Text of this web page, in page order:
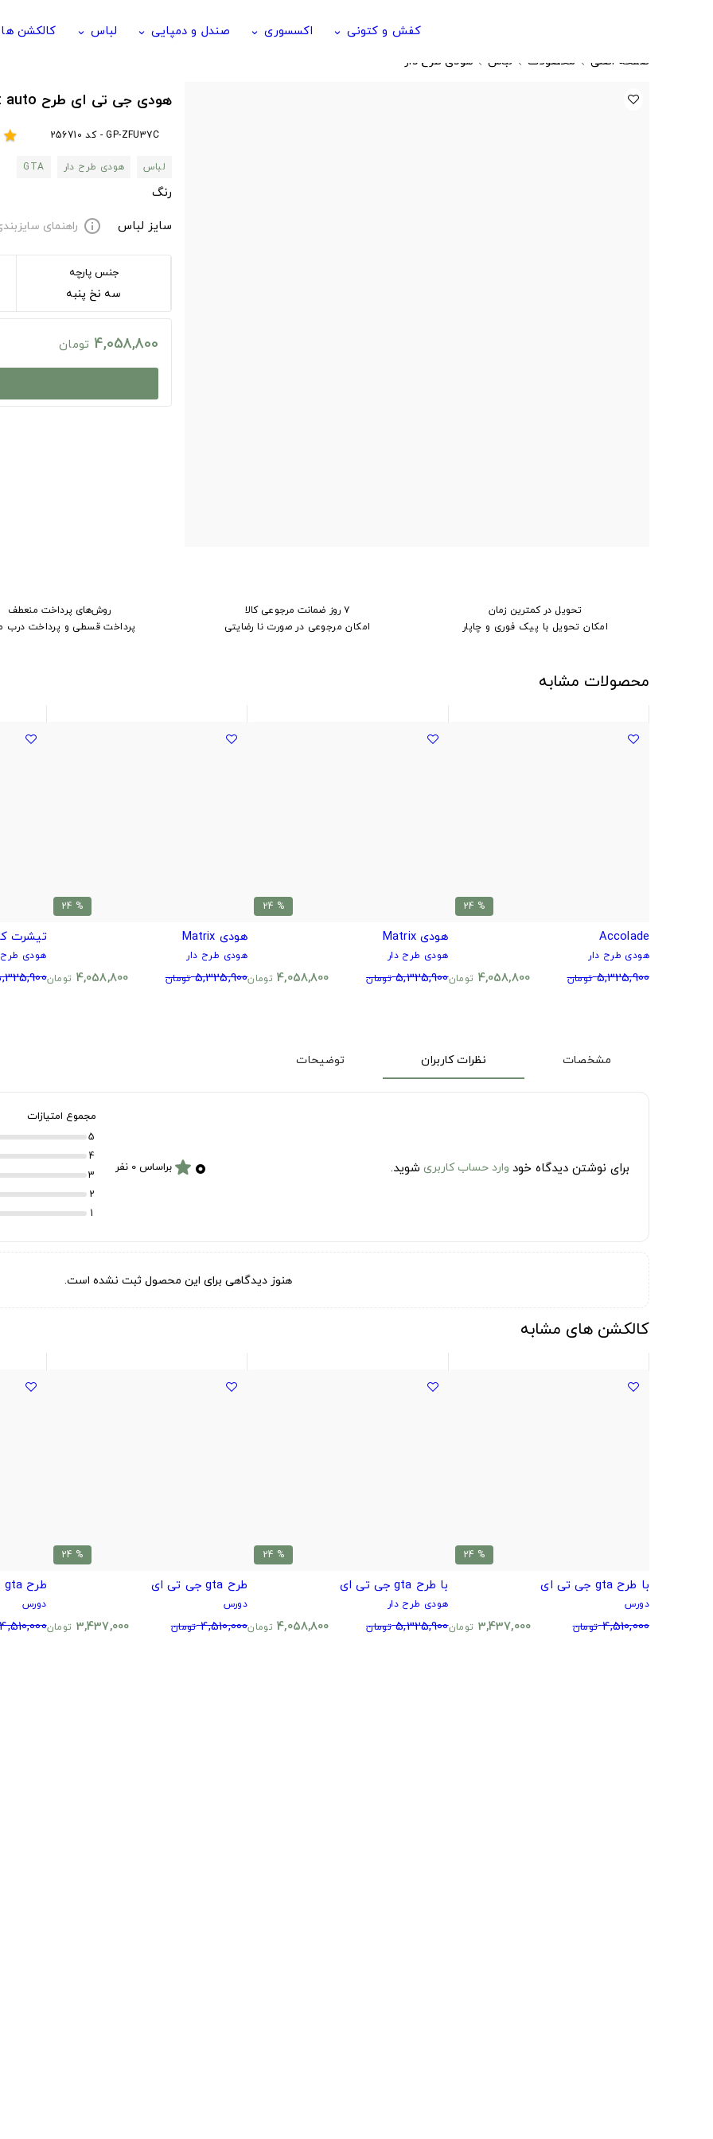
کفش و کتونی keyboard_arrow_down اکسسوری keyboard_arrow_down صندل و دمپایی keyboard_arrow_down لباس keyboard_arrow_down کالکشن ها
صفحه اصلی محصولات لباس هودی طرح دار
هودی جی تی ای طرح grand theft auto
GP-ZFU37C - کد 256710 star
لباس
هودی طرح دار GTA
رنگ
سایز لباس
info راهنمای
جنس پارچه
سه نخ پنبه
4,058,800 تومان
تحویل در کمترین زمان
امکان تحویل با پیک فوری و چاپار
۷ روز ضمانت مرجوعی کالا
امکان مرجوعی در صورت نا رضایتی
روش‌های پرداخت منعطف
پرداخت قسطی و پرداخت درب
محصولات مشابه
% 24
Accolade
هودی طرح دار
5,325,900 تومان 4,058,800 تومان
% 24
هودی Matrix
هودی طرح دار
5,325,900 تومان 4,058,800 تومان
% 24
هودی Matrix
هودی طرح دار
5,325,900 تومان 4,058,800 تومان
تیشرت
هودی طرح
مشخصات نظرات کاربران توضیحات
برای نوشتن دیدگاه خود وارد حساب کاربری شوید. ۰ starبراساس 0 نفر
مجموع امتیازات
5
4
3
2
1
هنوز دیدگاهی برای این محصول ثبت نشده است.
کالکشن های مشابه
% 24
با طرح gta جی تی ای
دورس
4,510,000 تومان 3,437,000 تومان
% 24
با طرح gta جی تی ای
هودی طرح دار
5,325,900 تومان 4,058,800 تومان
% 24
طرح gta جی تی ای
دورس
4,510,000 تومان 3,437,000 تومان
طرح Take care gta جی تی ای
دورس
4,510,000